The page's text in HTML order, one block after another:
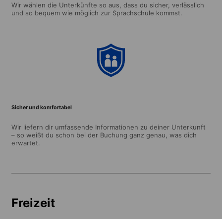
Wir wählen die Unterkünfte so aus, dass du sicher, verlässlich
und so bequem wie möglich zur Sprachschule kommst.
Sicher und komfortabel
Wir liefern dir umfassende Informationen zu deiner Unterkunft
– so weißt du schon bei der Buchung ganz genau, was dich
erwartet.
Freizeit